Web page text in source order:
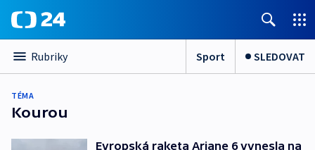
Rubriky Sport SLEDOVAT
TÉMA
Kourou
Evropská raketa Ariane 6 vynesla na